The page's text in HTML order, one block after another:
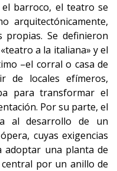
barroco, el teatro se
arquitectónicamente,
propias. Se definieron
a la italiana» y el
–el corral o casa de
de locales efímeros,
para transformar el
Por su parte, el
al desarrollo de un
cuyas exigencias
adoptar una planta de
por un anillo de